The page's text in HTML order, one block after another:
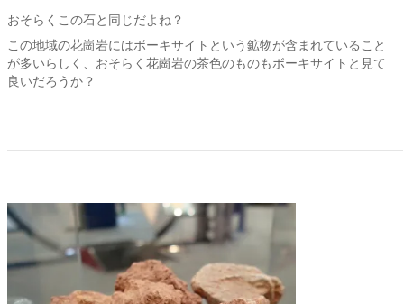
おそらくこの石と同じだよね？
この地域の花崗岩にはボーキサイトという鉱物が含まれていること
が多いらしく、おそらく花崗岩の茶色のものもボーキサイトと見て
良いだろうか？